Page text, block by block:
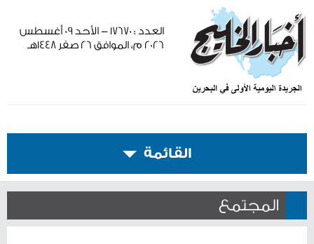
العدد : ١٧٦٧٠ - الأحد ٠٩ أغسطس
٢٠٢٦ م، الموافق ٢٦ صفر ١٤٤٨هـ
القائمة
المجتمع